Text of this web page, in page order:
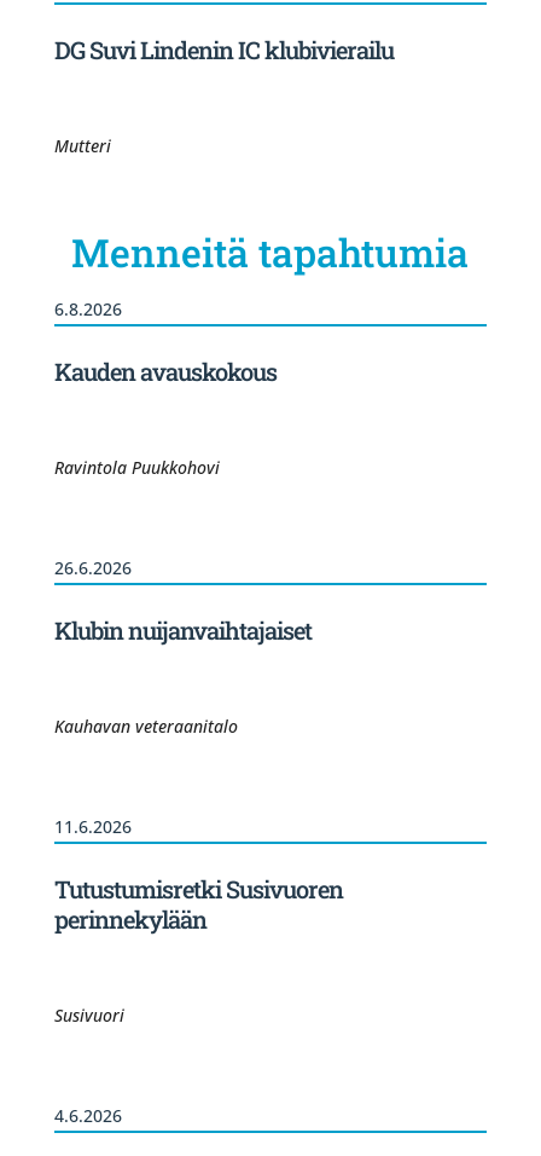
DG Suvi Lindenin IC klubivierailu
Mutteri
Menneitä tapahtumia
6.8.2026
Kauden avauskokous
Ravintola Puukkohovi
26.6.2026
Klubin nuijanvaihtajaiset
Kauhavan veteraanitalo
11.6.2026
Tutustumisretki Susivuoren
perinnekylään
Susivuori
4.6.2026